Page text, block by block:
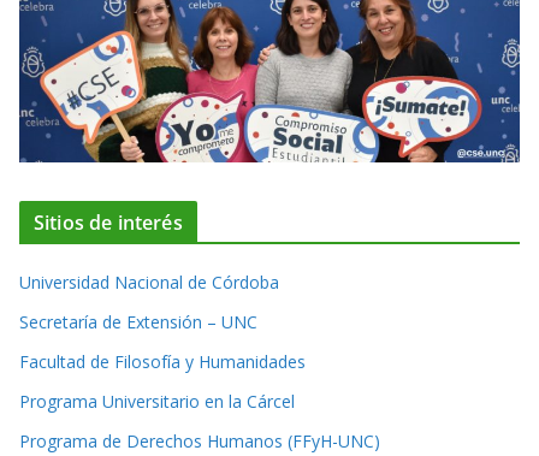
Sitios de interés
Universidad Nacional de Córdoba
Secretaría de Extensión – UNC
Facultad de Filosofía y Humanidades
Programa Universitario en la Cárcel
Programa de Derechos Humanos (FFyH-UNC)